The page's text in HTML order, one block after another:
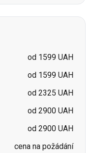
od 1599 UAH
od 2900 UAH
od 2900 UAH
cena na požádání
cena na požádání
cena na požádání
cena na požádání